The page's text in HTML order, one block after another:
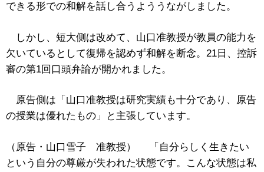
できる形での和解を話し合うよううながしました。
しかし、短大側は改めて、山口准教授が教員の能力を
欠いているとして復帰を認めず和解を断念。21日、控訴
審の第1回口頭弁論が開かれました。
原告側は「山口准教授は研究実績も十分であり、原告
の授業は優れたもの」と主張しています。
（原告・山口雪子 准教授） 「自分らしく生きたい
という自分の尊厳が失われた状態です。こんな状態は私